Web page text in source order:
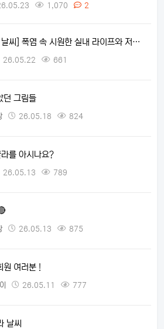
1,070 2
날씨] 폭염 속 시원한 실내 라이프와 저…
26.05.22 661
던 그림들
26.05.18 824
를 아시나요?
26.05.13 789
26.05.13 875
원 여러분 !
26.05.11 777
날씨